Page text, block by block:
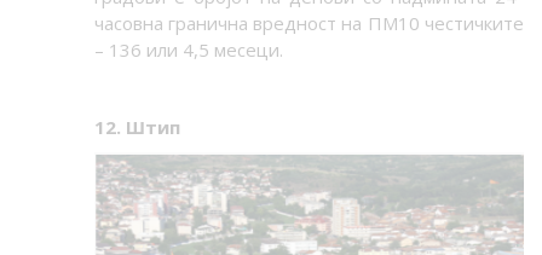
часовна гранична вредност на ПМ10 честичките
– 136 или 4,5 месеци.
12. Штип